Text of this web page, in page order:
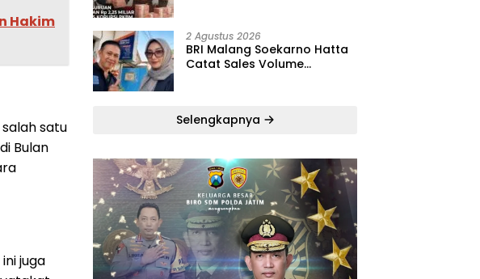
Hakim
satu
Bulan
juga
Diburu
2 Agustus 2026
BRI Malang Soekarno Hatta
Catat Sales Volume
Selengkapnya